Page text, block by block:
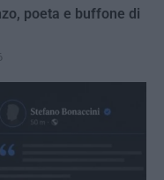
poeta e buffone di